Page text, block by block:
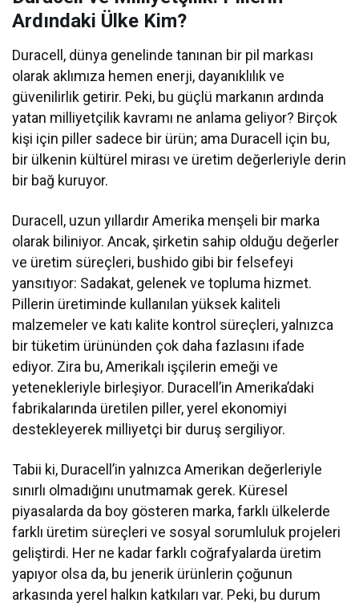
Ardındaki Ülke Kim?
Duracell, dünya genelinde tanınan bir pil markası
olarak aklımıza hemen enerji, dayanıklılık ve
güvenilirlik getirir. Peki, bu güçlü markanın ardında
yatan milliyetçilik kavramı ne anlama geliyor? Birçok
kişi için piller sadece bir ürün; ama Duracell için bu,
bir ülkenin kültürel mirası ve üretim değerleriyle derin
bir bağ kuruyor.
Duracell, uzun yıllardır Amerika menşeli bir marka
olarak biliniyor. Ancak, şirketin sahip olduğu değerler
ve üretim süreçleri, bushido gibi bir felsefeyi
yansıtıyor: Sadakat, gelenek ve topluma hizmet.
Pillerin üretiminde kullanılan yüksek kaliteli
malzemeler ve katı kalite kontrol süreçleri, yalnızca
bir tüketim ürününden çok daha fazlasını ifade
ediyor. Zira bu, Amerikalı işçilerin emeği ve
yetenekleriyle birleşiyor. Duracell’in Amerika’daki
fabrikalarında üretilen piller, yerel ekonomiyi
destekleyerek milliyetçi bir duruş sergiliyor.
Tabii ki, Duracell’in yalnızca Amerikan değerleriyle
sınırlı olmadığını unutmamak gerek. Küresel
piyasalarda da boy gösteren marka, farklı ülkelerde
farklı üretim süreçleri ve sosyal sorumluluk projeleri
geliştirdi. Her ne kadar farklı coğrafyalarda üretim
yapıyor olsa da, bu jenerik ürünlerin çoğunun
arkasında yerel halkın katkıları var. Peki, bu durum